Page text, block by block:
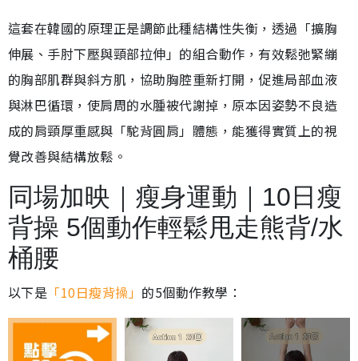
這套在韓國的原理正是調節此種結構性失衡，透過「擴胸
伸展、手肘下壓與頸部拉伸」的組合動作，有效鬆弛緊繃
的胸部肌群與斜方肌，協助胸腔重新打開，促進局部血液
與淋巴循環，使肩周的水腫被代謝掉，原本因姿勢不良造
成的肩頸厚重感與「駝背圓肩」體態，能獲得實質上的視
覺改善與結構放鬆。
同場加映｜瘦身運動｜10日瘦
背操 5個動作輕鬆甩走熊背/水
桶腰
以下是 「10日瘦背操」 的5個動作教學：